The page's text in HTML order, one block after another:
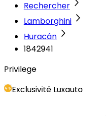
Rechercher
Lamborghini
Huracán
1842941
Privilege
Exclusivité Luxauto